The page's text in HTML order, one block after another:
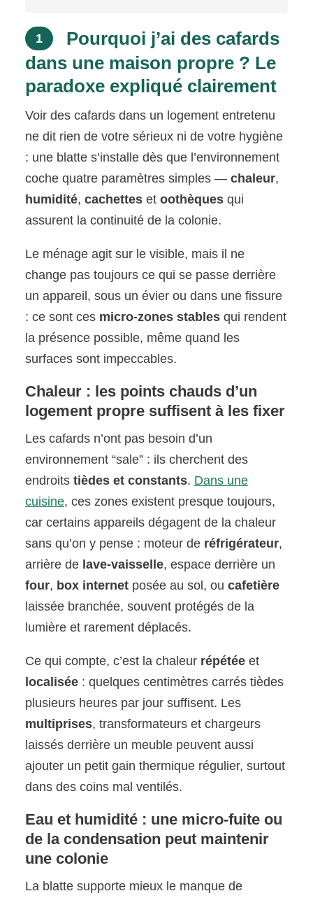
1
Pourquoi j’ai des cafards
dans une maison propre ? Le
paradoxe expliqué clairement
Voir des cafards dans un logement entretenu
ne dit rien de votre sérieux ni de votre hygiène
: une blatte s’installe dès que l’environnement
coche quatre paramètres simples — chaleur,
humidité, cachetteset oothèquesqui
assurent la continuité de la colonie.
Le ménage agit sur le visible, mais il ne
change pas toujours ce qui se passe derrière
un appareil, sous un évier ou dans une fissure
: ce sont ces micro-zones stablesqui rendent
la présence possible, même quand les
surfaces sont impeccables.
Chaleur : les points chauds d’un
logement propre suffisent à les fixer
Les cafards n’ont pas besoin d’un
environnement “sale” : ils cherchent des
endroits tièdes et constants. Dans une
cuisine, ces zones existent presque toujours,
car certains appareils dégagent de la chaleur
sans qu’on y pense : moteur de réfrigérateur,
arrière de lave-vaisselle, espace derrière un
four, box internetposée au sol, ou cafetière
laissée branchée, souvent protégés de la
lumière et rarement déplacés.
Ce qui compte, c’est la chaleur répétéeet
localisée: quelques centimètres carrés tièdes
plusieurs heures par jour suffisent. Les
multiprises, transformateurs et chargeurs
laissés derrière un meuble peuvent aussi
ajouter un petit gain thermique régulier, surtout
dans des coins mal ventilés.
Eau et humidité : une micro-fuite ou
de la condensation peut maintenir
une colonie
La blatte supporte mieux le manque de